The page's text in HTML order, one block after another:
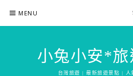
content
MENU
小兔小安*旅
台灣旅遊 | 最新旅遊景點 | 人